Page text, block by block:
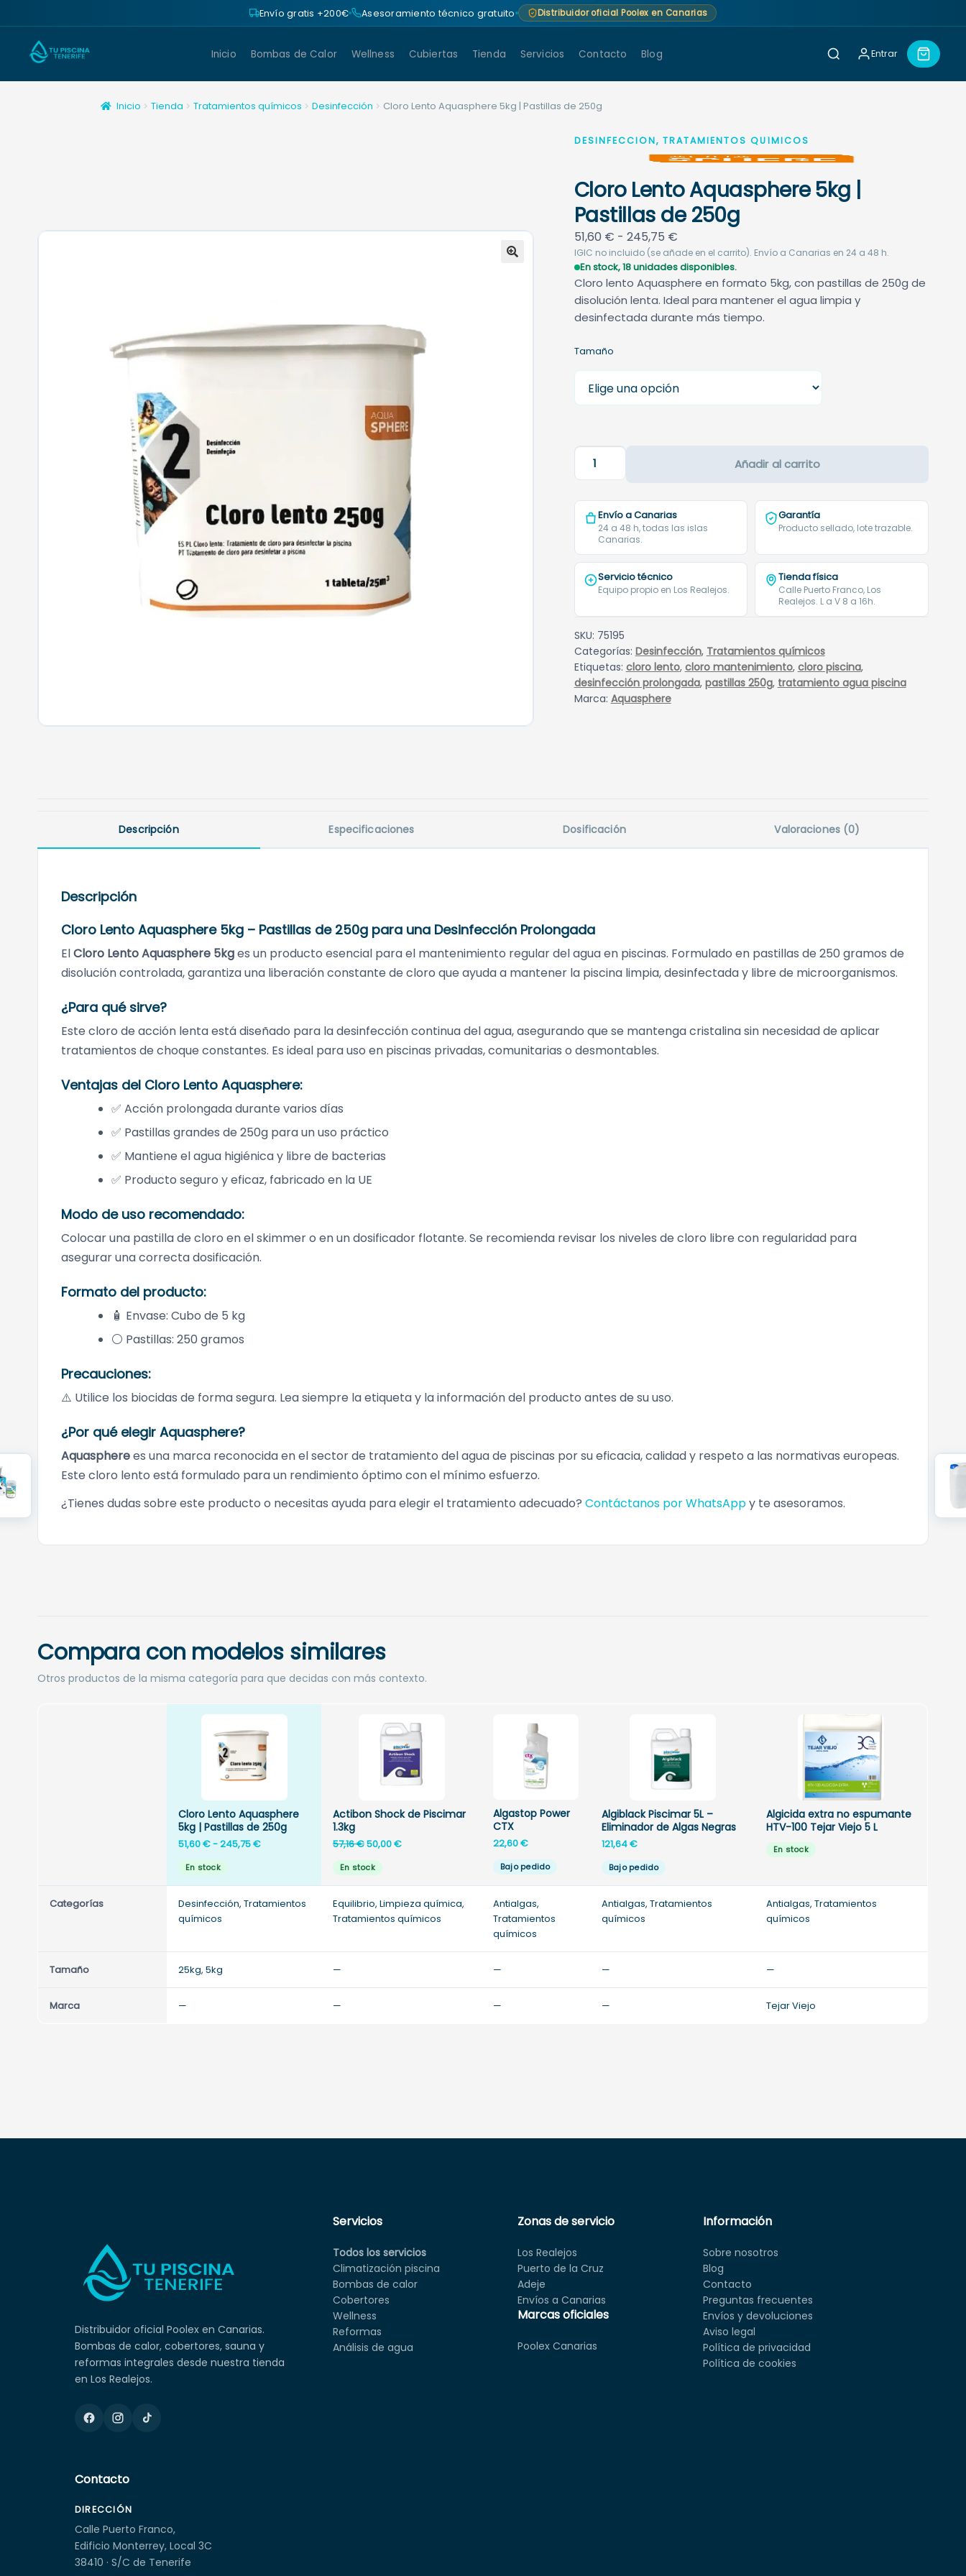
Envío gratis +200€ Asesoramiento técnico gratuito Distribuidor oficial Poolex en Canarias
Inicio Bombas de Calor Wellness Cubiertas Tienda Servicios Contacto Blog Entrar
Inicio Tienda Tratamientos químicos Desinfección Cloro Lento Aquasphere 5kg | Pastillas de 250g
DESINFECCIÓN, TRATAMIENTOS QUÍMICOS
Cloro Lento Aquasphere 5kg |
Pastillas de 250g
51,60 € - 245,75 €Rango
de
precios:
desde
51,60 €
hasta
IGIC no incluido (se añade en el carrito). Envío a Canarias en 24 a 48 h.
En stock, 18 unidades disponibles.
Cloro lento Aquasphere en formato 5kg, con pastillas de 250g de
disolución lenta. Ideal para mantener el agua limpia y
desinfectada durante más tiempo.
Tamaño
Cloro
Lento
5kg
Pastillas
de
250g
cantidad
Añadir al carrito
Envío a Canarias
24 a 48 h, todas las islas
Canarias.
Garantía
Producto sellado, lote trazable.
Servicio técnico
Equipo propio en Los Realejos.
Tienda física
Calle Puerto Franco, Los
Realejos. L a V 8 a 16h.
SKU: 75195
Categorías: Desinfección, Tratamientos químicos
Etiquetas: cloro lento, cloro mantenimiento, cloro piscina,
desinfección prolongada, pastillas 250g, tratamiento agua piscina
Marca: Aquasphere
Descripción Especificaciones Dosificación Valoraciones (0)
Descripción
Cloro Lento Aquasphere 5kg – Pastillas de 250g para una Desinfección Prolongada
ElCloro Lento Aquasphere 5kges un producto esencial para el mantenimiento regular del agua en piscinas. Formulado en pastillas de 250 gramos de
disolución controlada, garantiza una liberación constante de cloro que ayuda a mantener la piscina limpia, desinfectada y libre de microorganismos.
¿Para qué sirve?
Este cloro de acción lenta está diseñado para la desinfección continua del agua, asegurando que se mantenga cristalina sin necesidad de aplicar
tratamientos de choque constantes. Es ideal para uso en piscinas privadas, comunitarias o desmontables.
Ventajas del Cloro Lento Aquasphere:
✅ Acción prolongada durante varios días
✅ Pastillas grandes de 250g para un uso práctico
✅ Mantiene el agua higiénica y libre de bacterias
✅ Producto seguro y eficaz, fabricado en la UE
Modo de uso recomendado:
Colocar una pastilla de cloro en el skimmer o en un dosificador flotante. Se recomienda revisar los niveles de cloro libre con regularidad para
asegurar una correcta dosificación.
Formato del producto:
🧴 Envase: Cubo de 5 kg
⚪ Pastillas: 250 gramos
Precauciones:
⚠️ Utilice los biocidas de forma segura. Lea siempre la etiqueta y la información del producto antes de su uso.
¿Por qué elegir Aquasphere?
Aquaspherees una marca reconocida en el sector de tratamiento del agua de piscinas por su eficacia, calidad y respeto a las normativas europeas.
Este cloro lento está formulado para un rendimiento óptimo con el mínimo esfuerzo.
¿Tienes dudas sobre este producto o necesitas ayuda para elegir el tratamiento adecuado? Contáctanos por WhatsAppy te asesoramos.
Compara con modelos similares
Otros productos de la misma categoría para que decidas con más contexto.
Cloro Lento Aquasphere
5kg | Pastillas de 250g
51,60€-245,75€Rango
desde
51,60 €
En stock
Actibon Shock de Piscimar
1.3kg
57,16€El
precio
original
era:
57,16 €.
50,00€El
es:
50,00 €.
En stock
Algastop Power
CTX
22,60€
Bajo pedido
Algiblack Piscimar 5L –
Eliminador de Algas Negras
121,64€
Bajo pedido
Algicida extra no espumante
HTV-100 Tejar Viejo 5 L
En stock
Categorías
Desinfección, Tratamientos
químicos
Equilibrio, Limpieza química,
Tratamientos químicos
Antialgas,
Tratamientos
químicos
Antialgas, Tratamientos
químicos
Antialgas, Tratamientos
químicos
Tamaño 25kg, 5kg — — — —
Marca — — — — Tejar Viejo
Distribuidor oficial Poolex en Canarias.
Bombas de calor, cobertores, sauna y
reformas integrales desde nuestra tienda
en Los Realejos.
Servicios
Todos los servicios
Climatización piscina
Bombas de calor
Cobertores
Wellness
Reformas
Análisis de agua
Zonas de servicio
Los Realejos
Puerto de la Cruz
Adeje
Envíos a Canarias
Marcas oficiales
Poolex Canarias
Información
Sobre nosotros
Blog
Contacto
Preguntas frecuentes
Envíos y devoluciones
Aviso legal
Política de privacidad
Política de cookies
Contacto
DIRECCIÓN
Calle Puerto Franco,
Edificio Monterrey, Local 3C
38410 · S/C de Tenerife